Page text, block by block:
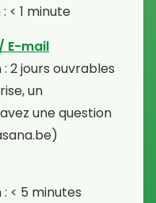
< 1 minute
E-mail
2 jours ouvrables
un
une question
< 5 minutes